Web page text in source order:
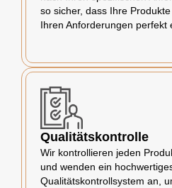
so sicher, dass Ihre
Ihren Anforderungen perfekt
Qualitätskontrolle
Wir kontrollieren jeden
und wenden ein
Qualitätskontrollsystem an,